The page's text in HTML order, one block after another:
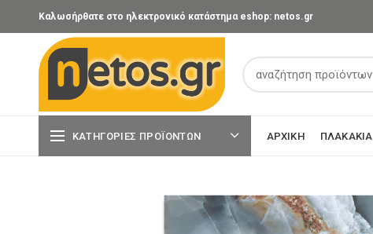
Καλωσήρθατε στο ηλεκτρονικό κατάστημα eshop: netos.gr
ΚΑΤΗΓΟΡΊΕΣ ΠΡΟΪΌΝΤΩΝ ΑΡΧΙΚΉ ΠΛΑΚΆΚΙΑ